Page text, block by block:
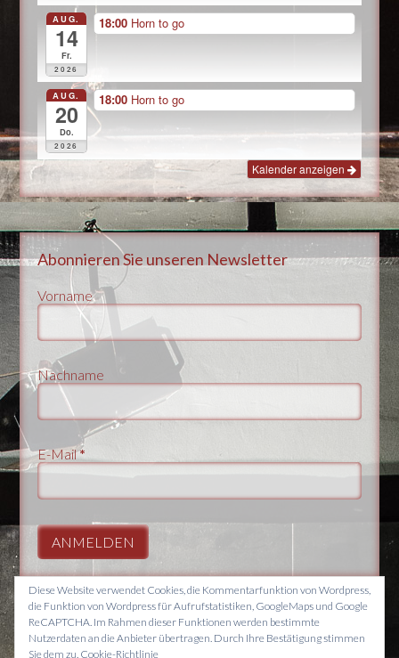
AUG.
14
Fr.
2026
18:00 Horn to go
AUG.
20
Do.
2026
18:00 Horn to go
Kalender anzeigen
Abonnieren Sie unseren Newsletter
Vorname
Nachname
E-Mail*
© 2026 Theater das Zimmer Ceglecki Ceglecki Holtappels
Diese Website verwendet Cookies, die Kommentarfunktion von Wordpress,
die Funktion von Wordpress für Aufrufstatistiken, GoogleMaps und Google
ReCAPTCHA. Im Rahmen dieser Funktionen werden bestimmte
Nutzerdaten an die Anbieter übertragen. Durch Ihre Bestätigung stimmen
Sie dem zu. Cookie-Richtlinie